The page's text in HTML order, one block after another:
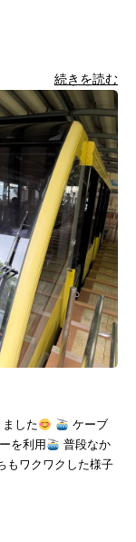
続きを読む
した
ケーブ
を利用
普段なか
もワクワクした様子